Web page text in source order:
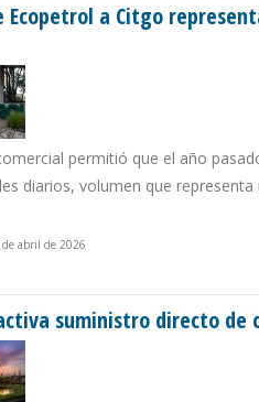
Ecopetrol a Citgo
permitió que el año
diarios, volumen que
abril de 2026
suministro directo